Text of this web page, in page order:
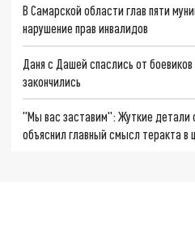
В Самарской области глав пяти
нарушение прав инвалидов
Даня с Дашей спаслись от
закончились
"Мы вас заставим": Жуткие детали
объяснил главный смысл теракта в